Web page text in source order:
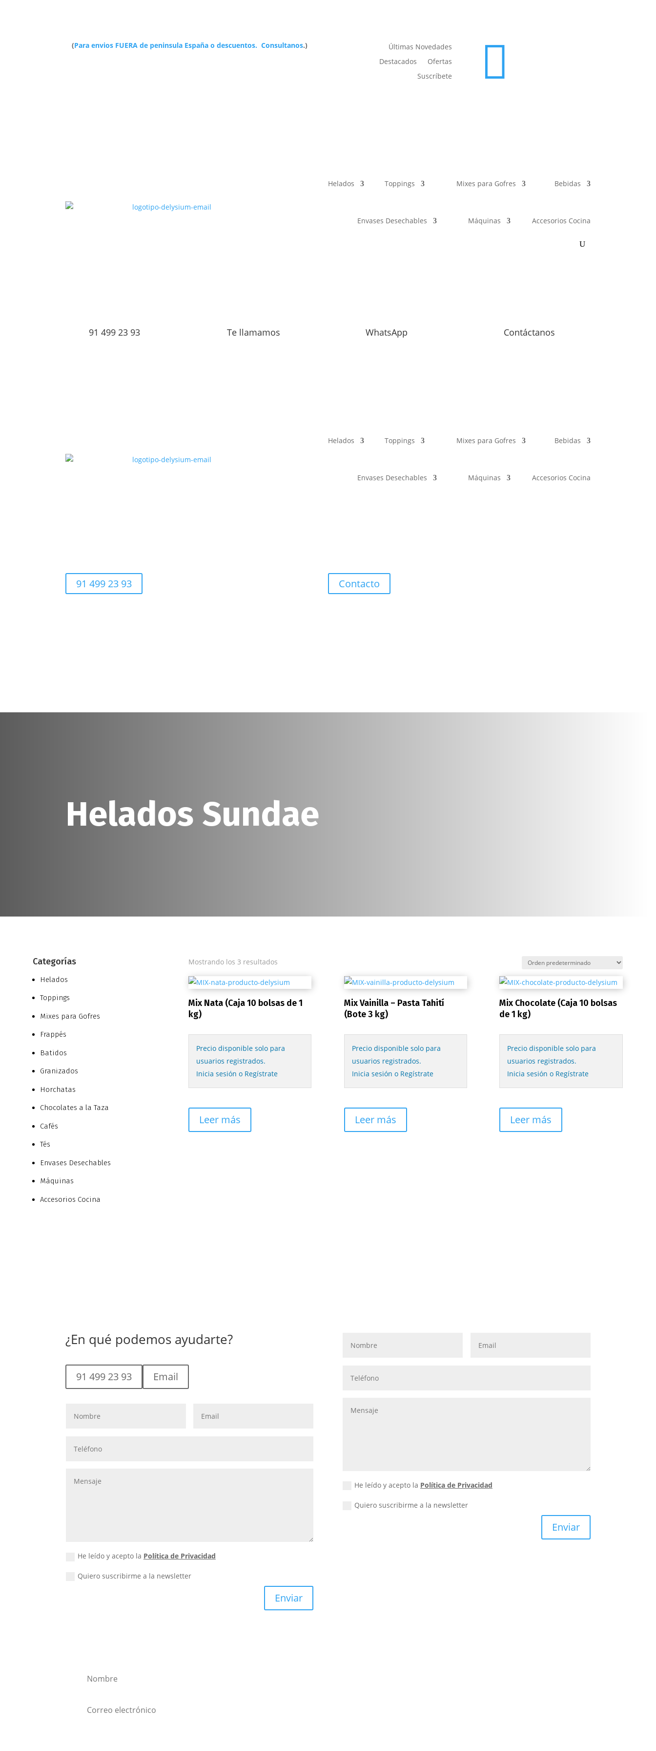
(Para envios FUERA de peninsula España o descuentos. Consultanos.)
Últimas Novedades
Destacados
Ofertas
Suscríbete

Helados Toppings Mixes para Gofres Bebidas
Envases Desechables Máquinas Accesorios Cocina
91 499 23 93 Te llamamos WhatsApp Contáctanos
Helados Toppings Mixes para Gofres Bebidas
Envases Desechables Máquinas Accesorios Cocina
91 499 23 93 Contacto
Helados Sundae
Categorías
Helados
Toppings
Mixes para Gofres
Frappés
Batidos
Granizados
Horchatas
Chocolates a la Taza
Cafés
Tés
Envases Desechables
Máquinas
Accesorios Cocina
Mostrando los 3 resultados
Mix Nata (Caja 10 bolsas de 1
kg)
Precio disponible solo para
usuarios registrados.
Inicia sesión o Regístrate
Leer más
Mix Vainilla – Pasta Tahití
(Bote 3 kg)
Precio disponible solo para
usuarios registrados.
Inicia sesión o Regístrate
Leer más
Mix Chocolate (Caja 10 bolsas
de 1 kg)
Precio disponible solo para
usuarios registrados.
Inicia sesión o Regístrate
Leer más
¿En qué podemos ayudarte?
91 499 23 93 Email
He leído y acepto la Política de Privacidad
Quiero suscribirme a la newsletter
Enviar
He leído y acepto la Política de Privacidad
Quiero suscribirme a la newsletter
Enviar